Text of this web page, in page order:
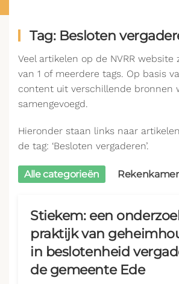
Tag: Besloten
Veel artikelen op de NVRR website
van 1 of meerdere tags. Op basis
content uit verschillende bronnen
samengevoegd.
Hieronder staan links naar
de tag: ‘Besloten vergaderen’.
Alle categorieën
Stiekem: een
praktijk van
in beslotenheid
de gemeente Ede